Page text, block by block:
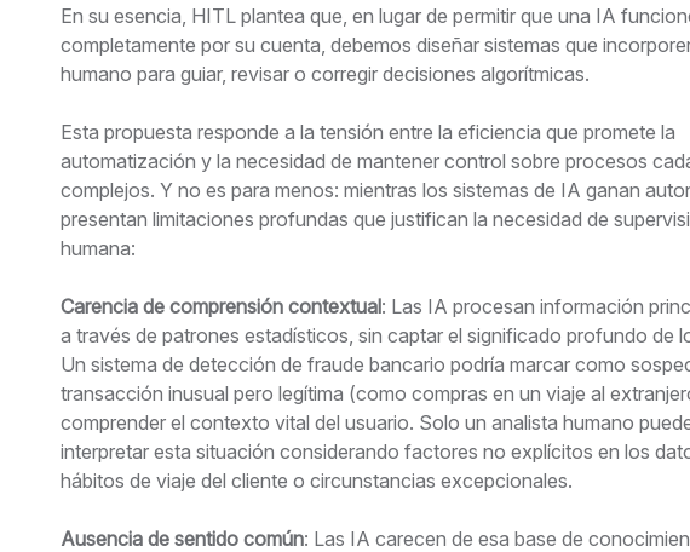
En su esencia, HITL plantea que, en lugar de permitir que una IA
completamente por su cuenta, debemos diseñar sistemas que
humano para guiar, revisar o corregir decisiones algorítmicas.
Esta propuesta responde a la tensión entre la eficiencia que promete la
automatización y la necesidad de mantener control sobre procesos
complejos. Y no es para menos: mientras los sistemas de IA ganan
presentan limitaciones profundas que justifican la necesidad de
humana:
Carencia de comprensión contextual: Las IA procesan información
a través de patrones estadísticos, sin captar el significado profundo de
Un sistema de detección de fraude bancario podría marcar como
transacción inusual pero legítima (como compras en un viaje al
comprender el contexto vital del usuario. Solo un analista humano
interpretar esta situación considerando factores no explícitos en los
hábitos de viaje del cliente o circunstancias excepcionales.
Ausencia de sentido común: Las IA carecen de esa base de